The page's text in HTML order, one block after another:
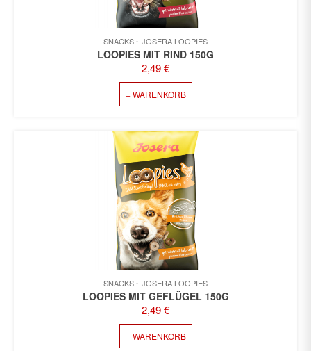
SNACKS JOSERA LOOPIES
LOOPIES MIT RIND 150G
2,49€
+ WARENKORB
SNACKS JOSERA LOOPIES
LOOPIES MIT GEFLÜGEL 150G
2,49€
+ WARENKORB